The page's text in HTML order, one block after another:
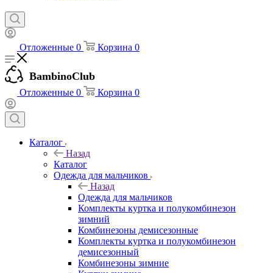
Отложенные 0 Корзина 0
BambinoClub
Отложенные 0 Корзина 0
Каталог
Назад
Каталог
Одежда для мальчиков
Назад
Одежда для мальчиков
Комплекты куртка и полукомбинезон
зимний
Комбинезоны демисезонные
Комплекты куртка и полукомбинезон
демисезонный
Комбинезоны зимние